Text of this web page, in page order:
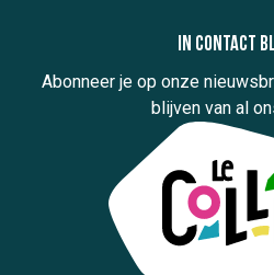
In contact
Abonneer je op onze
blijven van al